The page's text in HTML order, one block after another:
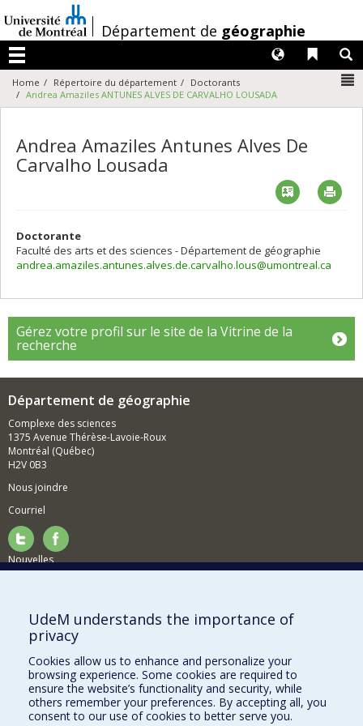
au
contenu
/Département de géographie
Menu
Liens
Langues
Home Répertoire du département
Doctorants
Andrea Amaziles ANTUNES ALVES DE CARVALHO LOUSADA
Andrea Amaziles Antunes Alves De
Carvalho Lousada
Vcard
Doctorante
Faculté des arts et des sciences - Département de géographie
andrea.amaziles.antunes.alves.de.carvalho.lous@umontreal.ca
Gérez votre profil sur le site de la Vitrine de la
recherche
Département de géographie
Complexe des sciences
1375 Avenue Thérèse-Lavoie-Roux
Montréal (Québec)
H2V 0B3
Nous joindre
Courriel
Nouvelles
Comment soutenir le Département?
BESOIN D'AIDE?
Plan du site
Signaler une erreur
Accessibilité
UdeM understands the importance of
privacy
Cookies allow us to enhance and personalize your
browsing experience. Some cookies are required to
ensure the website’s functionality and security, while
others remember your preferences. By accepting all, you
consent to our use of cookies to better serve you.